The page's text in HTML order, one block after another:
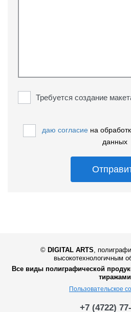
Требуется создание
даю согласие на
данных
© DIGITAL ARTS
высокотехнологичным
Все виды полиграфической
тиражами
Пользовательское
+7 (4722)